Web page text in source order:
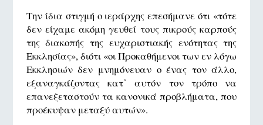
Την ίδια στιγμή ο ιεράρχης επεσήμανε ότι «τότε
δεν είχαμε ακόμη γευθεί τους πικρούς καρπούς
της διακοπής της ευχαριστιακής ενότητας της
Εκκλησίας», διότι «οι Προκαθήμενοι των εν λόγω
Εκκλησιών δεν μνημόνευαν ο ένας τον άλλο,
εξαναγκάζοντας κατ᾽ αυτόν τον τρόπο να
επανεξεταστούν τα κανονικά προβλήματα, που
προέκυψαν μεταξύ αυτών».